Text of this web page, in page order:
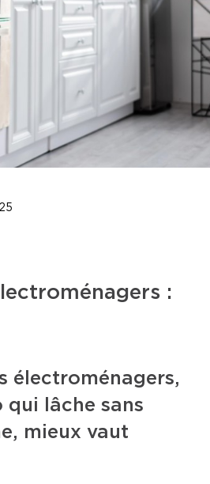
:
électroménagers,
qui lâche sans
mieux vaut